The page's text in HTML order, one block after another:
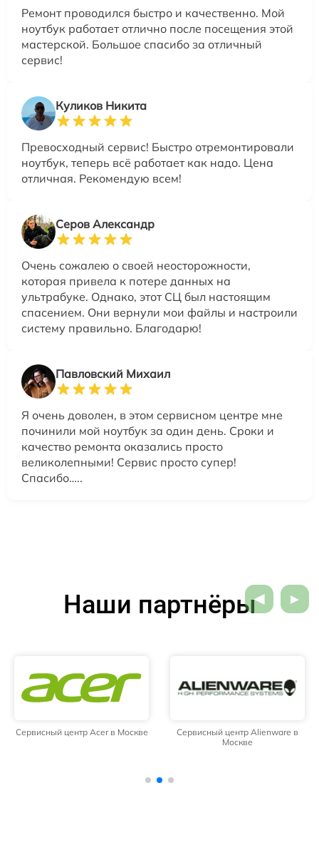
Ремонт проводился быстро и качественно. Мой
ноутбук работает отлично после посещения этой
мастерской. Большое спасибо за отличный
сервис!
Куликов Никита
Превосходный сервис! Быстро отремонтировали
ноутбук, теперь всё работает как надо. Цена
отличная. Рекомендую всем!
Серов Александр
Очень сожалею о своей неосторожности,
которая привела к потере данных на
ультрабуке. Однако, этот СЦ был настоящим
спасением. Они вернули мои файлы и настроили
систему правильно. Благодарю!
Павловский Михаил
Я очень доволен, в этом сервисном центре мне
починили мой ноутбук за один день. Сроки и
качество ремонта оказались просто
великолепными! Сервис просто супер!
Спасибо…..
Наши партнёры
Сервисный центр Acer в Москве
Сервисный центр Alienware в
Москве